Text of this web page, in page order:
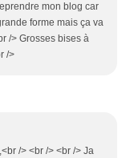
mon blog car
forme mais ça va
/> Grosses bises à
/>
/> <br /> <br /> Ja